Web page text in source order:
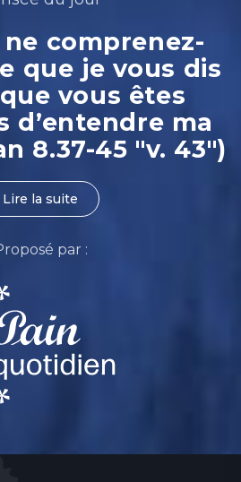
comprenez-
que je vous dis
vous êtes
d’entendre ma
8.37-45 "v. 43")
Lire la suite
par :